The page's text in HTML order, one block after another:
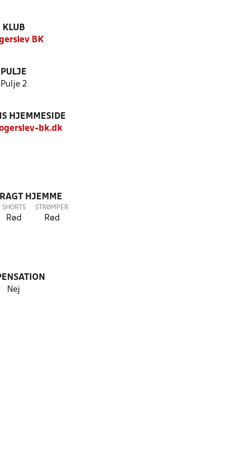
KLUB
BK
PULJE
Pulje 2
HJEMMESIDE
bk.dk
HJEMME
SHORTS
Rød
STRØMPER
Rød
Nej